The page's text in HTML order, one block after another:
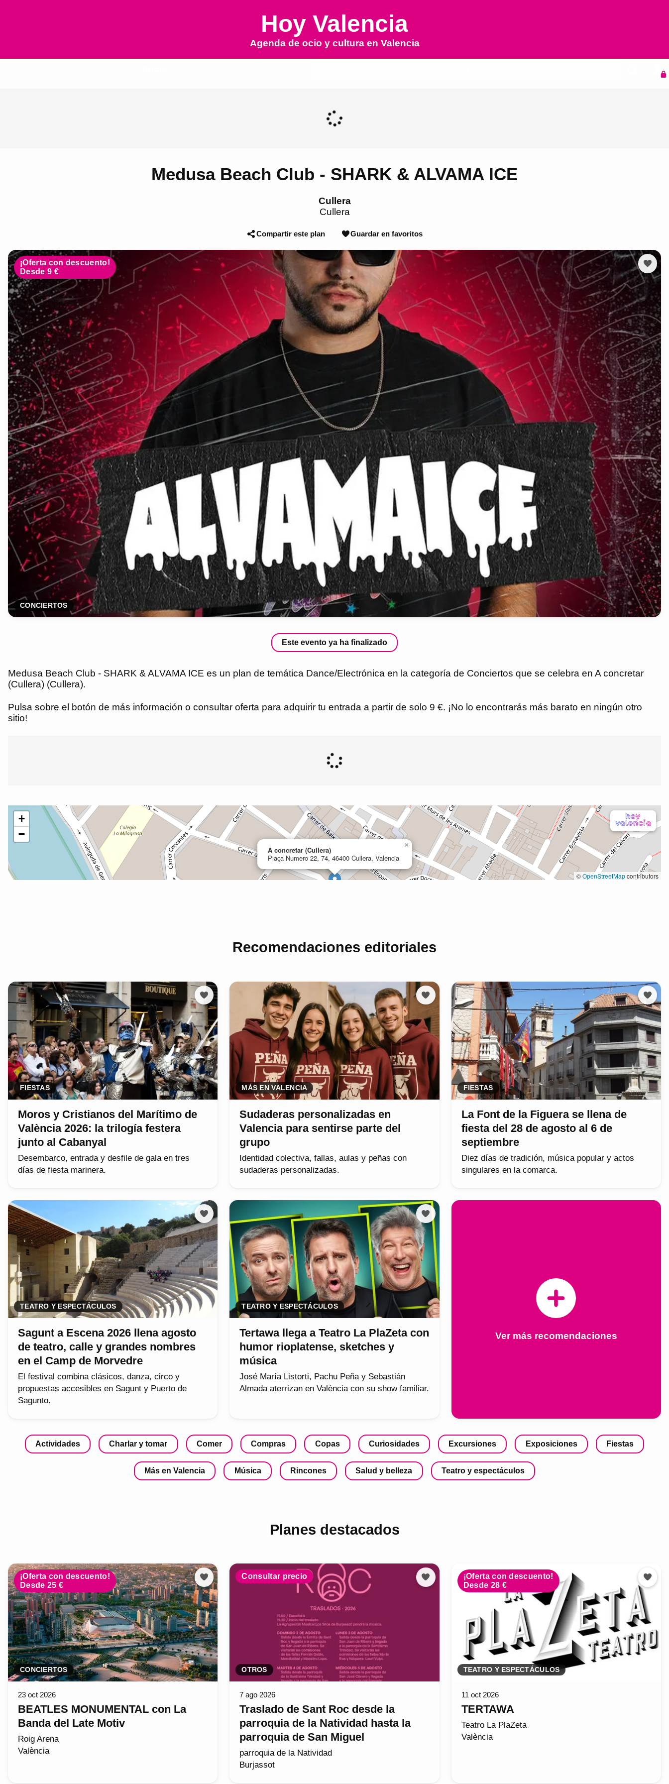
Hoy Valencia
Agenda de ocio y cultura en Valencia
Medusa Beach Club - SHARK & ALVAMA ICE
Cullera
Cullera
Compartir este plan Guardar en favoritos
¡Oferta con descuento!
Desde 9 €
CONCIERTOS
Este evento ya ha finalizado
Medusa Beach Club - SHARK & ALVAMA ICE es un plan de temática Dance/Electrónica en la categoría de Conciertos que se celebra en A concretar
(Cullera) (Cullera).
Pulsa sobre el botón de más información o consultar oferta para adquirir tu entrada a partir de solo 9 €. ¡No lo encontrarás más barato en ningún otro
sitio!
Recomendaciones editoriales
FIESTAS
Moros y Cristianos del Marítimo de
València 2026: la trilogía festera
junto al Cabanyal
Desembarco, entrada y desfile de gala en tres
días de fiesta marinera.
MÁS EN VALENCIA
Sudaderas personalizadas en
Valencia para sentirse parte del
grupo
Identidad colectiva, fallas, aulas y peñas con
sudaderas personalizadas.
FIESTAS
La Font de la Figuera se llena de
fiesta del 28 de agosto al 6 de
septiembre
Diez días de tradición, música popular y actos
singulares en la comarca.
TEATRO Y ESPECTÁCULOS
Sagunt a Escena 2026 llena agosto
de teatro, calle y grandes nombres
en el Camp de Morvedre
El festival combina clásicos, danza, circo y
propuestas accesibles en Sagunt y Puerto de
Sagunto.
TEATRO Y ESPECTÁCULOS
Tertawa llega a Teatro La PlaZeta con
humor rioplatense, sketches y
música
José María Listorti, Pachu Peña y Sebastián
Almada aterrizan en València con su show familiar.
Ver más recomendaciones
Actividades Charlar y tomar Comer Compras Copas Curiosidades Excursiones Exposiciones Fiestas
Más en Valencia Música Rincones Salud y belleza Teatro y espectáculos
Planes destacados
¡Oferta con descuento!
Desde 25 €
CONCIERTOS
23 oct 2026
BEATLES MONUMENTAL con La
Banda del Late Motiv
Roig Arena
València
Consultar precio
OTROS
7 ago 2026
Traslado de Sant Roc desde la
parroquia de la Natividad hasta la
parroquia de San Miguel
parroquia de la Natividad
Burjassot
¡Oferta con descuento!
Desde 28 €
TEATRO Y ESPECTÁCULOS
11 oct 2026
TERTAWA
Teatro La PlaZeta
València